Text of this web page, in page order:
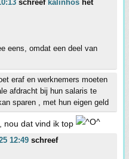
schreef kalinhos het
eens, omdat een deel van
eraf en werknemers moeten
afdracht bij hun salaris te
sparen , met hun eigen geld
nou dat vind ik top
12:49 schreef